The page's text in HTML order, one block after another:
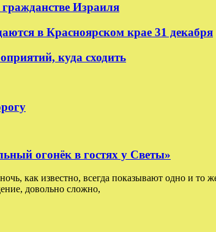
Израиля
в Красноярском крае 31 декабря
куда сходить
огонёк в гостях у Светы»
как известно, всегда показывают одно и то
довольно сложно,